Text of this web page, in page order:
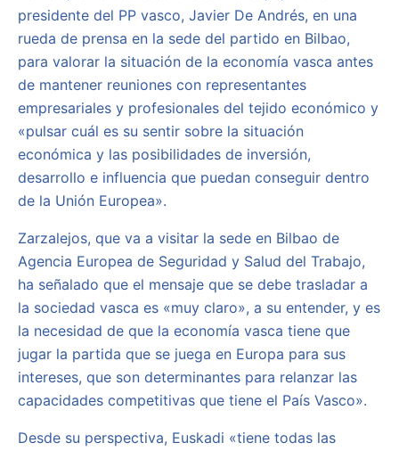
presidente del PP vasco, Javier De Andrés, en una
rueda de prensa en la sede del partido en Bilbao,
para valorar la situación de la economía vasca antes
de mantener reuniones con representantes
empresariales y profesionales del tejido económico y
«pulsar cuál es su sentir sobre la situación
económica y las posibilidades de inversión,
desarrollo e influencia que puedan conseguir dentro
de la Unión Europea».
Zarzalejos, que va a visitar la sede en Bilbao de
Agencia Europea de Seguridad y Salud del Trabajo,
ha señalado que el mensaje que se debe trasladar a
la sociedad vasca es «muy claro», a su entender, y es
la necesidad de que la economía vasca tiene que
jugar la partida que se juega en Europa para sus
intereses, que son determinantes para relanzar las
capacidades competitivas que tiene el País Vasco».
Desde su perspectiva, Euskadi «tiene todas las